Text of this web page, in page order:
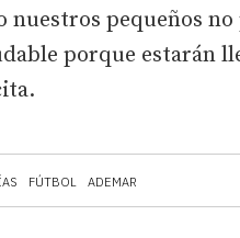
FÚTBOL ADEMAR
nuestros pequeños
porque estarán